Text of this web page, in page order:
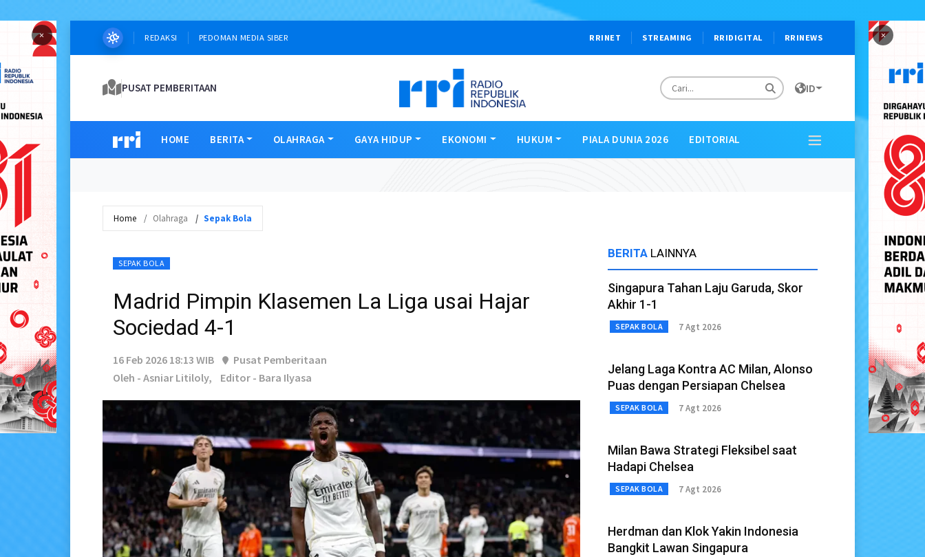
× ×
REDAKSI PEDOMAN MEDIA SIBER RRINET STREAMING RRIDIGITAL RRINEWS
PUSAT PEMBERITAAN ID
HOME BERITA OLAHRAGA GAYA HIDUP EKONOMI HUKUM PIALA DUNIA 2026 EDITORIAL
Home Olahraga Sepak Bola
SEPAK BOLA
Madrid Pimpin Klasemen La Liga usai Hajar
Sociedad 4-1
16 Feb 2026 18:13 WIB
Pusat Pemberitaan
Oleh - Asniar Litiloly,
Editor - Bara Ilyasa
BERITA LAINNYA
Singapura Tahan Laju Garuda, Skor
Akhir 1-1
SEPAK BOLA 7 Agt 2026
Jelang Laga Kontra AC Milan, Alonso
Puas dengan Persiapan Chelsea
SEPAK BOLA 7 Agt 2026
Milan Bawa Strategi Fleksibel saat
Hadapi Chelsea
SEPAK BOLA 7 Agt 2026
Herdman dan Klok Yakin Indonesia
Bangkit Lawan Singapura